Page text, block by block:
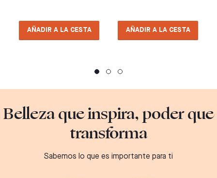
AÑADIR A LA CESTA AÑADIR A LA CESTA
Belleza que inspira, poder que
transforma
Sabemos lo que es importante para ti